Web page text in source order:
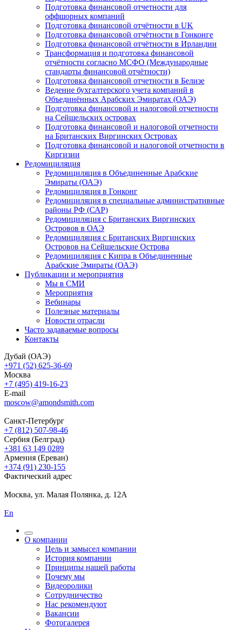
Подготовка финансовой отчетности для
оффшорных компаний
Подготовка финансовой отчётности в UK
Подготовка финансовой отчётности в Гонконге
Подготовка финансовой отчётности в Ирландии
Трансформация и подготовка финансовой
отчётности согласно МСФО (Международные
стандарты финансовой отчётности)
Подготовка финансовой отчетности в Белизе
Ведение бухгалтерского учета компаний в
Объединённых Арабских Эмиратах (ОАЭ)
Подготовка финансовой и налоговой отчетности
на Сейшельских островах
Подготовка финансовой и налоговой отчетности
на Британских Виргинских Островах
Подготовка финансовой и налоговой отчетности в
Киргизии
Редомициляция
Редомициляция в Объединенные Арабские
Эмираты (ОАЭ)
Редомициляция в Гонконг
Редомициляция в специальные административные
районы РФ (САР)
Редомициляция с Британских Виргинских
Островов в ОАЭ
Редомициляция с Британских Виргинских
Островов на Сейшельские Острова
Редомициляция с Кипра в Объединенные
Арабские Эмираты (ОАЭ)
Публикации и мероприятия
Мы в СМИ
Мероприятия
Вебинары
Полезные материалы
Новости отрасли
Часто задаваемые вопросы
Контакты
Дубай (ОАЭ)
+971 (52) 625-36-69
Москва
+7 (495) 419-16-23
E-mail
moscow@amondsmith.com
Санкт-Петербург
+7 (812) 507-98-46
Сербия (Белград)
+381 63 149 0289
Армения (Ереван)
+374 (91) 230-155
Фактический адрес
Москва, ул. Малая Полянка, д. 12А
En
О компании
Цель и замысел компании
История компании
Принципы нашей работы
Почему мы
Видеоролики
Сотрудничество
Нас рекомендуют
Вакансии
Фотогалерея